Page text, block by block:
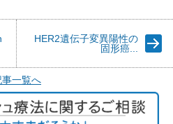
HER2遺伝子変異陽性の
固形癌...
事一覧へ